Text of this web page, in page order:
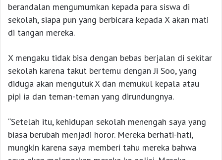
berandalan mengumumkan kepada para siswa di
sekolah, siapa pun yang berbicara kepada X akan mati
di tangan mereka.
X mengaku tidak bisa dengan bebas berjalan di sekitar
sekolah karena takut bertemu dengan Ji Soo, yang
diduga akan mengutuk X dan memukul kepala atau
pipi ia dan teman-teman yang dirundungnya.
“Setelah itu, kehidupan sekolah menengah saya yang
biasa berubah menjadi horor. Mereka berhati-hati,
mungkin karena saya memberi tahu mereka bahwa